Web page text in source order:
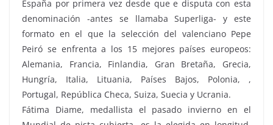
España por primera vez desde que e disputa con esta
denominación -antes se llamaba Superliga- y este
formato en el que la selección del valenciano Pepe
Peiró se enfrenta a los 15 mejores países europeos:
Alemania, Francia, Finlandia, Gran Bretaña, Grecia,
Hungría, Italia, Lituania, Países Bajos, Polonia, ,
Portugal, República Checa, Suiza, Suecia y Ucrania.
Fátima Diame, medallista el pasado invierno en el